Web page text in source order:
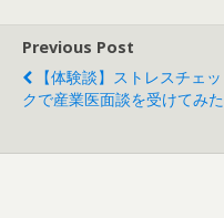
Previous Post
【体験談】ストレスチェッ
クで産業医面談を受けてみた